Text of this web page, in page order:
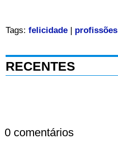
Tags: felicidade| profissões
RECENTES
0 comentários